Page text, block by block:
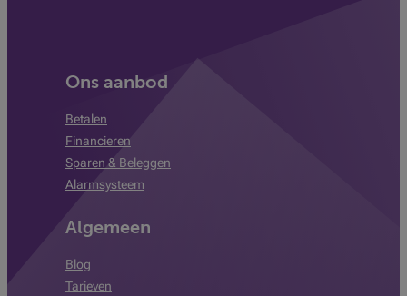
Ons aanbod
Betalen
Financieren
Sparen & Beleggen
Alarmsysteem
Algemeen
Blog
Tarieven